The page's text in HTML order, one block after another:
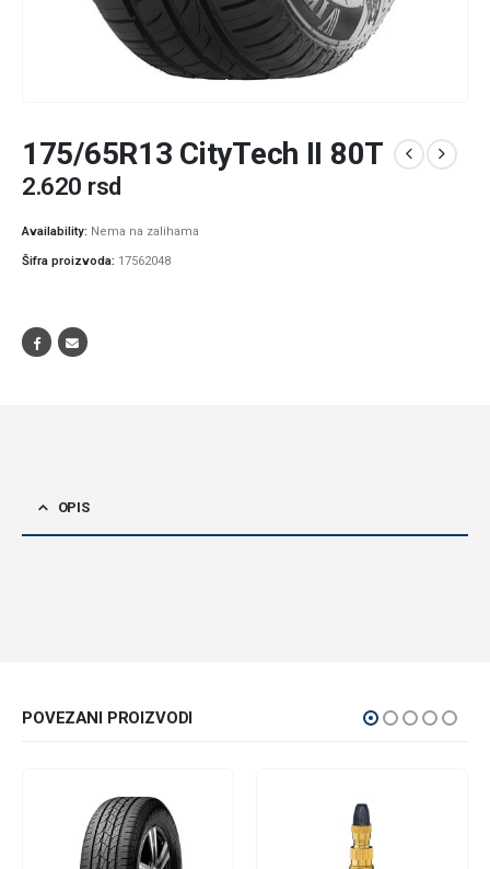
175/65R13 CityTech II 80T
2.620 rsd
Availability: Nema na zalihama
Šifra proizvoda: 17562048
OPIS
POVEZANI PROIZVODI